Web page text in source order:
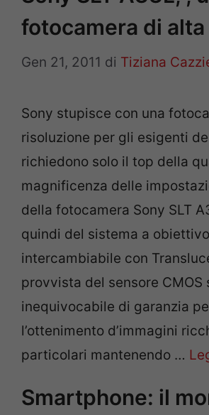
fotocamera di
Gen 21, 2011 di Tiziana
Sony stupisce con una
risoluzione per gli esigenti
richiedono solo il top della
magnificenza delle
della fotocamera Sony SLT
quindi del sistema a obiettivo
intercambiabile con
provvista del sensore CMOS
inequivocabile di garanzia
l’ottenimento d’immagini
particolari mantenendo …
Smartphone: il